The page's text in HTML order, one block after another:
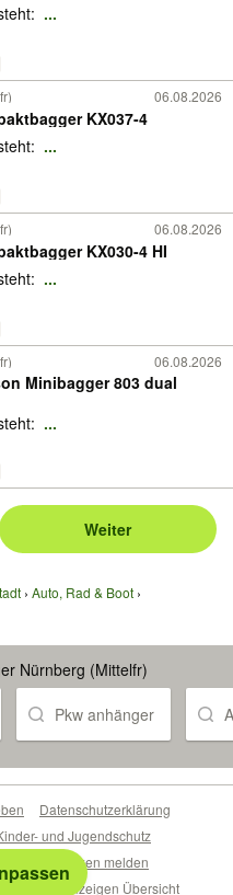
...
06.08.2026
KX037-4
...
06.08.2026
KX030-4 HI
...
06.08.2026
Minibagger 803 dual
...
Weiter
Auto, Rad & Boot
Nürnberg (Mittelfr)
Pkw anhänger
Datenschutzerklärung
und Jugendschutz
Sicherheitslücken melden
Anzeigen Übersicht